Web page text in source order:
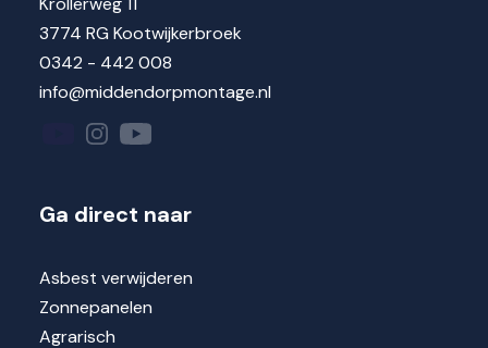
3774 RG Kootwijkerbroek
0342 - 442 008
info@middendorpmontage.nl
Ga direct naar
Asbest verwijderen
Zonnepanelen
Agrarisch